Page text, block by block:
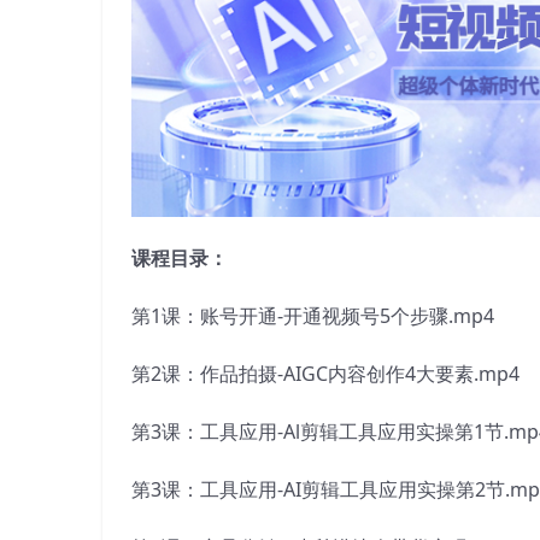
课程目录：
第1课：账号开通-开通视频号5个步骤.mp4
第2课：作品拍摄-AIGC内容创作4大要素.mp4
第3课：工具应用-Al剪辑工具应用实操第1节
第3课：工具应用-AI剪辑工具应用实操第2节